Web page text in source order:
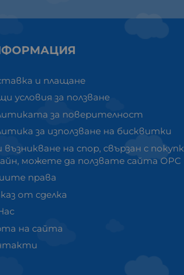
и плащане
условия за ползване
за поверителност
за използване на бисквитки
възникване на спор, свързан с
можете да ползвате сайта ОРС
права
от сделка
на сайта